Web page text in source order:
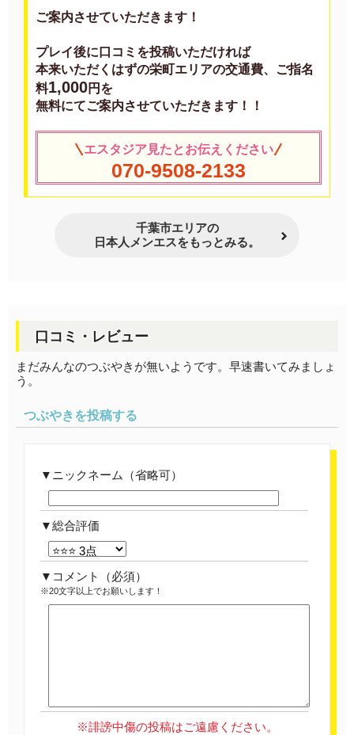
ご案内させていただきます！
プレイ後に口コミを投稿いただければ
本来いただくはずの栄町エリアの交通費、ご指名
料1,000円を
無料にてご案内させていただきます！！
エスタジア見たとお伝えください
070-9508-2133
千葉市エリアの
日本人メンエスをもっとみる。
口コミ・レビュー
まだみんなのつぶやきが無いようです。早速書いてみましょ
う。
つぶやきを投稿する
ニックネーム（省略可）
総合評価
コメント （必須）
※20文字以上でお願いします！
※誹謗中傷の投稿はご遠慮ください。